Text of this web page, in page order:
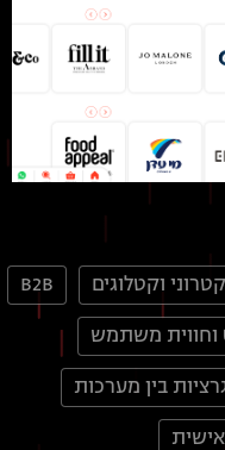
וקטלוגים B2B
בין מערכות